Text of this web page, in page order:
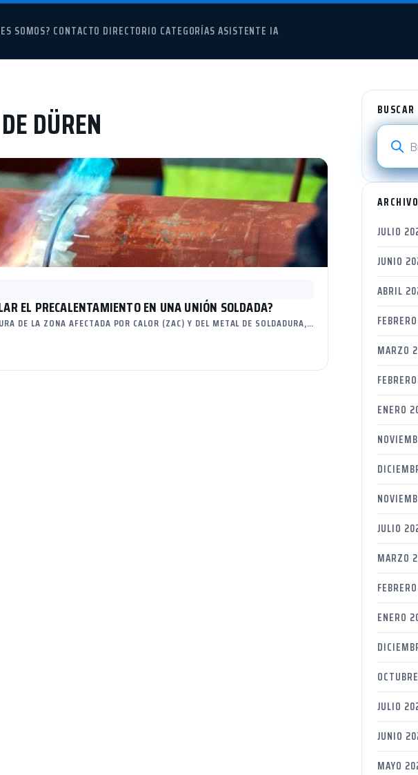
SOMOS? CONTACTO DIRECTORIO CATEGORÍAS ASISTENTE IA
DÜREN
EL PRECALENTAMIENTO EN UNA UNIÓN SOLDADA?
DE LA ZONA AFECTADA POR CALOR (ZAC) Y DEL METAL DE SOLDADURA,…
BUSCAR
JULIO
JUNIO
ABRIL
MARZO
ENERO
JULIO
MARZO
ENERO
JULIO
JUNIO
MAYO